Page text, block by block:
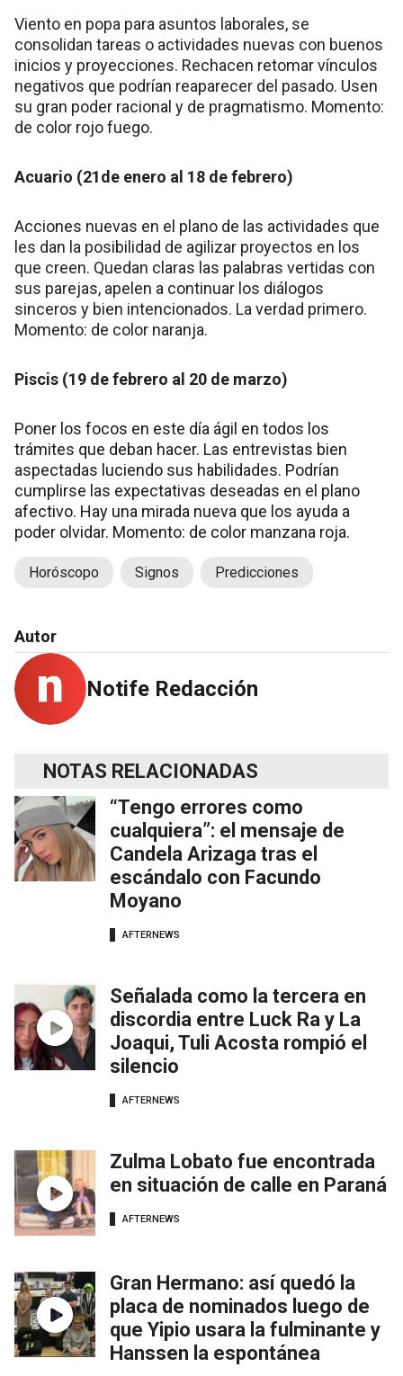
Viento en popa para asuntos laborales, se
consolidan tareas o actividades nuevas con buenos
inicios y proyecciones. Rechacen retomar vínculos
negativos que podrían reaparecer del pasado. Usen
su gran poder racional y de pragmatismo. Momento:
de color rojo fuego.
Acuario (21de enero al 18 de febrero)
Acciones nuevas en el plano de las actividades que
les dan la posibilidad de agilizar proyectos en los
que creen. Quedan claras las palabras vertidas con
sus parejas, apelen a continuar los diálogos
sinceros y bien intencionados. La verdad primero.
Momento: de color naranja.
Piscis (19 de febrero al 20 de marzo)
Poner los focos en este día ágil en todos los
trámites que deban hacer. Las entrevistas bien
aspectadas luciendo sus habilidades. Podrían
cumplirse las expectativas deseadas en el plano
afectivo. Hay una mirada nueva que los ayuda a
poder olvidar. Momento: de color manzana roja.
Horóscopo Signos Predicciones
Autor
Notife Redacción
NOTAS RELACIONADAS
“Tengo errores como
cualquiera”: el mensaje de
Candela Arizaga tras el
escándalo con Facundo
Moyano
AFTERNEWS
Señalada como la tercera en
discordia entre Luck Ra y La
Joaqui, Tuli Acosta rompió el
silencio
AFTERNEWS
Zulma Lobato fue encontrada
en situación de calle en Paraná
AFTERNEWS
Gran Hermano: así quedó la
placa de nominados luego de
que Yipio usara la fulminante y
Hanssen la espontánea